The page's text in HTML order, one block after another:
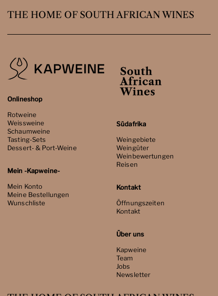
THE HOME OF SOUTH AFRICAN WINES
Onlineshop
Rotweine
Weissweine
Schaumweine
Tasting-Sets
Dessert- & Port-Weine
Mein -Kapweine-
Mein Konto
Meine Bestellungen
Wunschliste
Südafrika
Weingebiete
Weingüter
Weinbewertungen
Reisen
Kontakt
Öffnungszeiten
Kontakt
Über uns
Kapweine
Team
Jobs
Newsletter